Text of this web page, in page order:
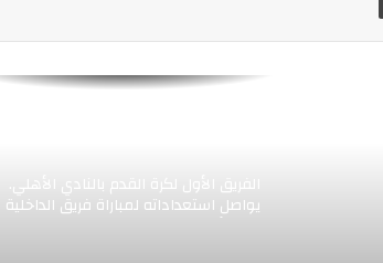
حرس الحدود يحقق فوزا مهما على غزل
الفريق الأول لكرة القدم بالنادي الأهلي.
يواصل استعداداته لمباراة فريق الداخلية
فى الأسبوع الـ20